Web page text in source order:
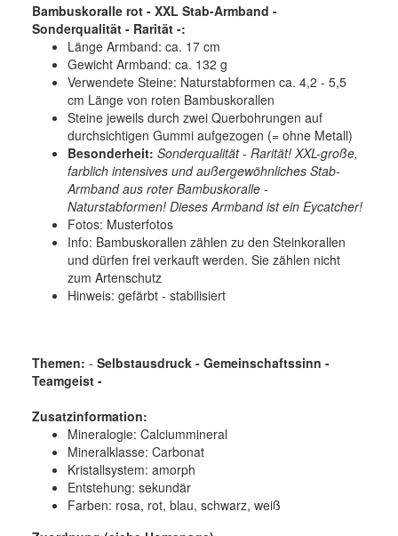
Bambuskoralle rot - XXL Stab-Armband -
Sonderqualität - Rarität -:
Länge Armband: ca. 17 cm
Gewicht Armband: ca. 132 g
Verwendete Steine: Naturstabformen ca. 4,2 - 5,5
cm Länge von roten Bambuskorallen
Steine jeweils durch zwei Querbohrungen auf
durchsichtigen Gummi aufgezogen (= ohne Metall)
Besonderheit: Sonderqualität - Rarität! XXL-große,
farblich intensives und außergewöhnliches Stab-
Armband aus roter Bambuskoralle -
Naturstabformen! Dieses Armband ist ein Eycatcher!
Fotos: Musterfotos
Info: Bambuskorallen zählen zu den Steinkorallen
und dürfen frei verkauft werden. Sie zählen nicht
zum Artenschutz
Hinweis: gefärbt - stabilisiert
Themen: - Selbstausdruck - Gemeinschaftssinn -
Teamgeist -
Zusatzinformation:
Mineralogie: Calciummineral
Mineralklasse: Carbonat
Kristallsystem: amorph
Entstehung: sekundär
Farben: rosa, rot, blau, schwarz, weiß